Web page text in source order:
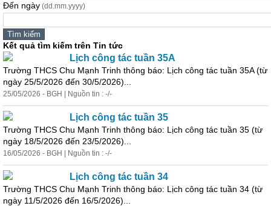
Đến ngày (dd.mm.yyyy)
Kết quả tìm kiếm trên Tin tức
Lịch công tác tuần 35A
Trường THCS Chu Mạnh Trinh thông báo: Lịch công tác tuần 35A (từ
ngày 25/5/2026 đến 30/5/2026)...
25/05/2026 - BGH | Nguồn tin : -/-
Lịch công tác tuần 35
Trường THCS Chu Mạnh Trinh thông báo: Lịch công tác tuần 35 (từ
ngày 18/5/2026 đến 23/5/2026)...
16/05/2026 - BGH | Nguồn tin : -/-
Lịch công tác tuần 34
Trường THCS Chu Mạnh Trinh thông báo: Lịch công tác tuần 34 (từ
ngày 11/5/2026 đến 16/5/2026)...